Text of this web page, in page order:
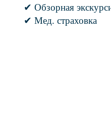
✔ Обзорная
✔ Мед. страховка